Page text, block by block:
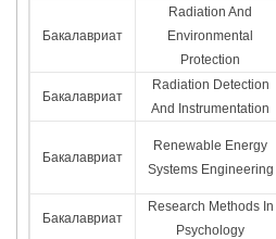
Бакалавриат
Radiation And
Environmental
Protection
Бакалавриат
Radiation Detection
And Instrumentation
Бакалавриат
Renewable Energy
Systems Engineering
Бакалавриат
Research Methods In
Psychology